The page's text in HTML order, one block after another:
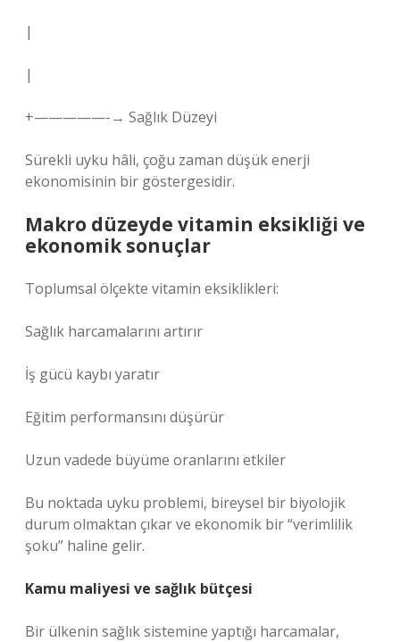
|
|
+—————-→ Sağlık Düzeyi
Sürekli uyku hâli, çoğu zaman düşük enerji
ekonomisinin bir göstergesidir.
Makro düzeyde vitamin eksikliği ve
ekonomik sonuçlar
Toplumsal ölçekte vitamin eksiklikleri:
Sağlık harcamalarını artırır
İş gücü kaybı yaratır
Eğitim performansını düşürür
Uzun vadede büyüme oranlarını etkiler
Bu noktada uyku problemi, bireysel bir biyolojik
durum olmaktan çıkar ve ekonomik bir “verimlilik
şoku” haline gelir.
Kamu maliyesi ve sağlık bütçesi
Bir ülkenin sağlık sistemine yaptığı harcamalar,